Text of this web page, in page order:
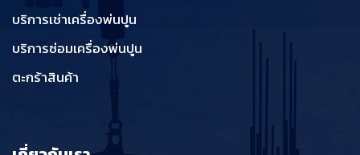
บริการเช่าเครื่องพ่นปูน
บริการซ่อมเครื่องพ่นปูน
ตะกร้าสินค้า